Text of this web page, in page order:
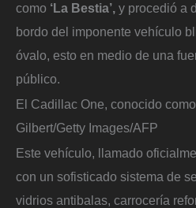
como ‘La Bestia’, y procedió a
bordo del imponente vehículo
óvalo, esto en medio de una
público.
El Cadillac One, conocido como
Gilbert/Getty Images/AFP
Este vehículo, llamado
con un sofisticado sistema de
vidrios antibalas, carrocería